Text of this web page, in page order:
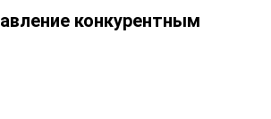
конкурентным